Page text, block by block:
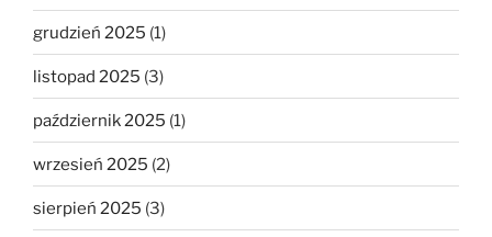
grudzień 2025 (1)
listopad 2025 (3)
październik 2025 (1)
wrzesień 2025 (2)
sierpień 2025 (3)